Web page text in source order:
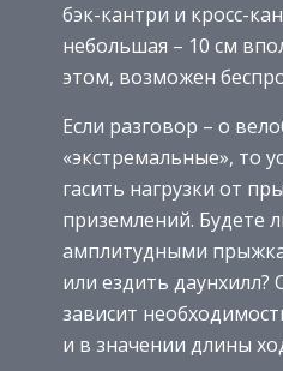
бэк-кантри и кросс-
небольшая – 10 см
этом, возможен
Если разговор – о
«экстремальные», то
гасить нагрузки от
приземлений. Будете
амплитудными
или ездить даунхилл?
зависит
и в значении длины